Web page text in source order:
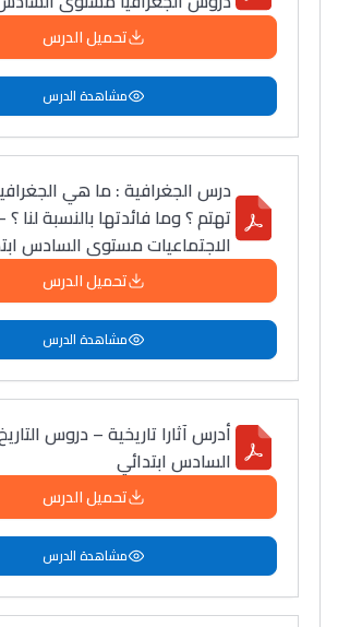
أكادير أوفلا
سقطت فالباك و سنة
2011 بدّلاتني بزّاف، مسار
إلياس أريدال، إطار
فمنظّمة دولية
التّطوّعي، التّشبيك و
أشياء أخرى مع مامودو
سامورا
بطلة المغرب فالقفز
الطولي، ملاك البردع
كتحكي على تجربتها
فالرّياضة و الدّراسة
تحميل الدرس
مشاهدة الدرس
درس الجغرافية : ما هي
تهتم ؟ وما فائدتها بالنسبة لنا
الاجتماعيات مستوى السادس
تحميل الدرس
مشاهدة الدرس
أدرس آثارا تاريخية – دروس
السادس ابتدائي
تحميل الدرس
مشاهدة الدرس